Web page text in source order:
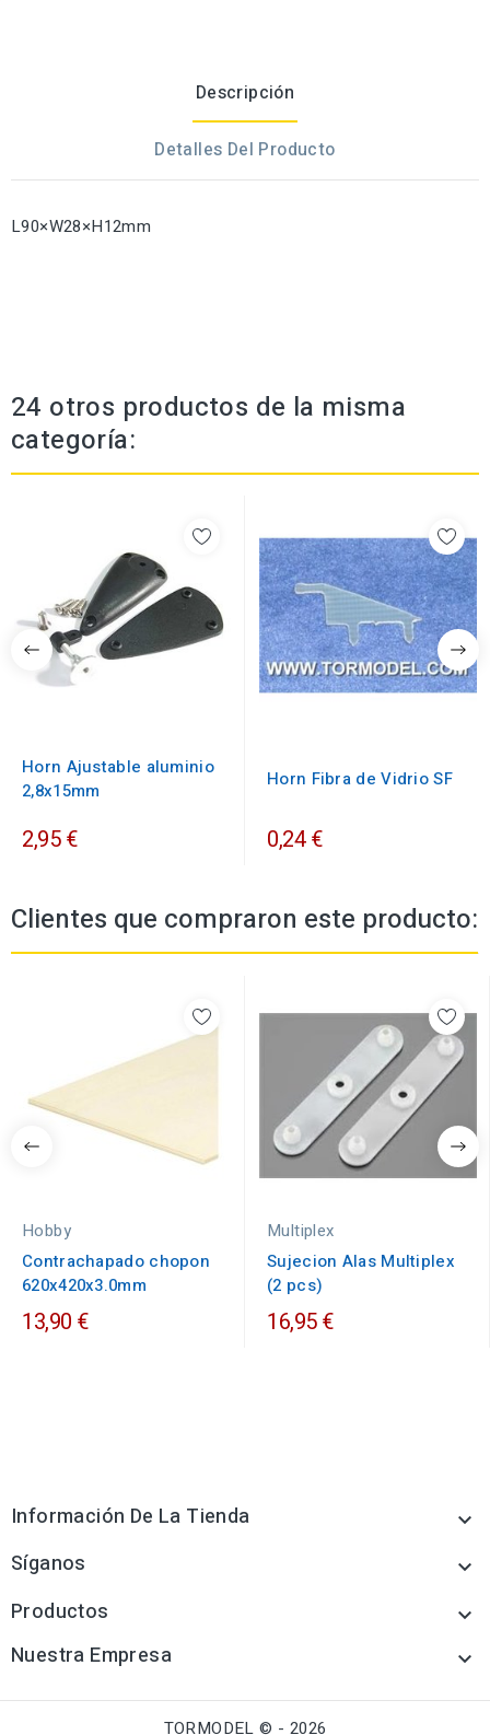
Descripción
Detalles Del Producto
L90×W28×H12mm
24 otros productos de la misma
categoría:
Horn Ajustable aluminio
2,8x15mm
2,95 €
Horn Fibra de Vidrio SF
0,24 €
Clientes que compraron este producto:
Hobby
Contrachapado chopon
620x420x3.0mm
13,90 €
Multiplex
Sujecion Alas Multiplex
(2 pcs)
16,95 €
Información De La Tienda 
Síganos 
Productos 
Nuestra Empresa 
TORMODEL © - 2026